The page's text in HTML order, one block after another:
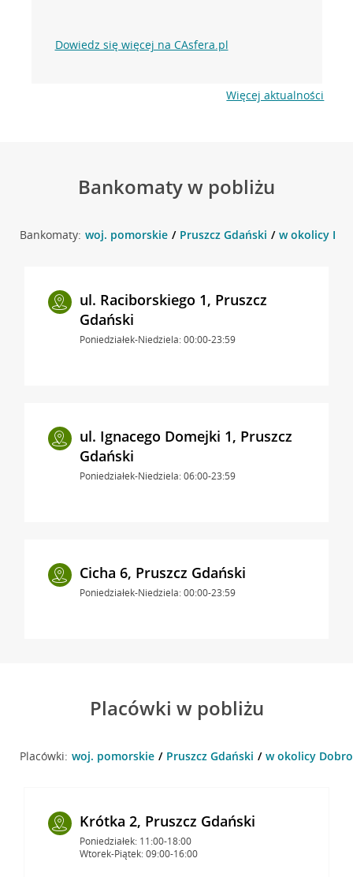
Dowiedz się więcej na CAsfera.pl
Więcej aktualności
Bankomaty w pobliżu
Bankomaty: woj. pomorskie Pruszcz Gdański w okolicy
ul. Raciborskiego 1, Pruszcz
Gdański
Poniedziałek-Niedziela: 00:00-23:59
ul. Ignacego Domejki 1, Pruszcz
Gdański
Poniedziałek-Niedziela: 06:00-23:59
Cicha 6, Pruszcz Gdański
Poniedziałek-Niedziela: 00:00-23:59
Placówki w pobliżu
Placówki: woj. pomorskie Pruszcz Gdański w okolicy
Krótka 2, Pruszcz Gdański
Poniedziałek: 11:00-18:00
Wtorek-Piątek: 09:00-16:00